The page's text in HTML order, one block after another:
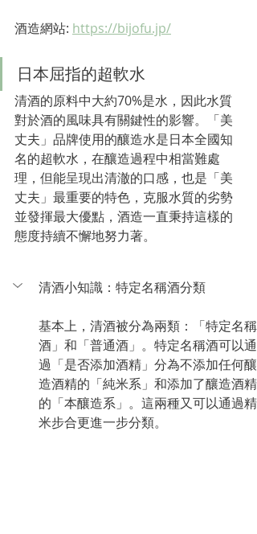
酒造網站: https://bijofu.jp/
日本屈指的超軟水
清酒的原料中大約70%是水，因此水質
對於酒的風味具有關鍵性的影響。「美
丈夫」品牌使用的釀造水是日本全國知
名的超軟水，在釀造過程中相當難處
理，但能呈現出清澈的口感，也是「美
丈夫」最重要的特色，克服水質的劣勢
並發揮最大優點，酒造一直秉持這樣的
態度持續不懈地努力著。
清酒小知識：特定名稱酒分類
基本上，清酒被分為兩類：「特定名稱
酒」和「普通酒」。特定名稱酒可以通
過「是否添加酒精」分為不添加任何釀
造酒精的「純米系」和添加了釀造酒精
的「本釀造系」。這兩種又可以通過精
米步合更進一步分類。